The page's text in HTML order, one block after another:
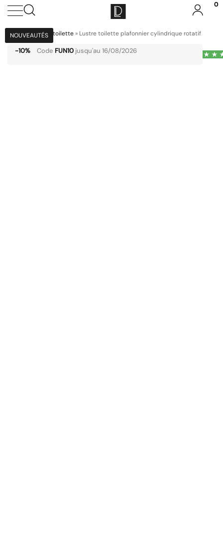
0
Accueil»Lustre toilette » Lustre toilette plafonnier cylindrique rotatif
-10% Code FUN10 jusqu'au 16/08/2026
NOUVEAUTÉS
NOUVEAUTÉS
NOUVEAUTÉS
NOUVEAUTÉS